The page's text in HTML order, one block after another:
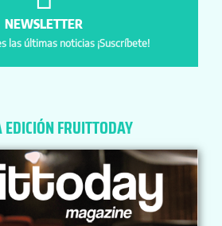
NEWSLETTER
las últimas noticias ¡Suscríbete!
FRUITTODAY